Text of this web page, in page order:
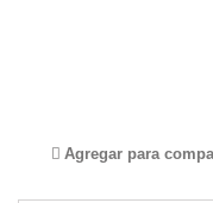
Agregar para